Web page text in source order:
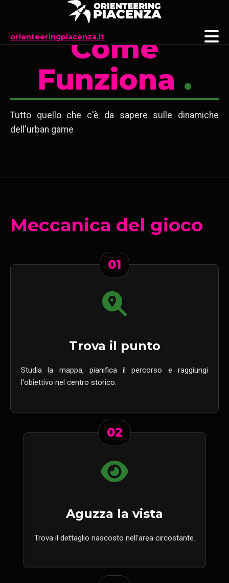
orienteeringpiacenza.itCome
Funziona .
Tutto quello che c'è da sapere sulle dinamiche
dell'urban game
Meccanica del gioco
01
Trova il punto
Studia la mappa, pianifica il percorso e raggiungi
l'obiettivo nel centro storico.
02
Aguzza la vista
Trova il dettaglio nascosto nell'area circostante.